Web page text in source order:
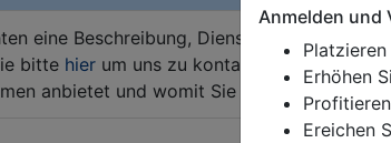
eine Beschreibung, Dienstleistung oder
bitte hier um uns zu kontaktieren. Gerne
anbietet und womit Sie sich von Ihren
Anmelden und
Erhöhen
Ereichen